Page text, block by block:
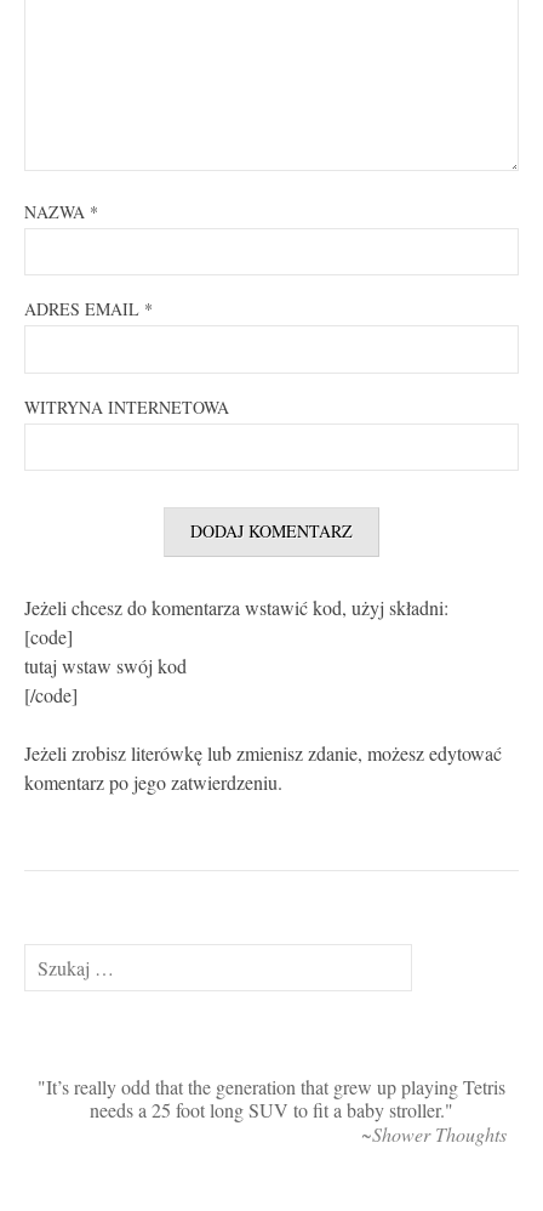
NAZWA *
ADRES EMAIL *
WITRYNA INTERNETOWA
Jeżeli chcesz do komentarza wstawić kod, użyj składni:
[code]
tutaj wstaw swój kod
[/code]
Jeżeli zrobisz literówkę lub zmienisz zdanie, możesz edytować
komentarz po jego zatwierdzeniu.
Szukaj:
It’s really odd that the generation that grew up playing Tetris
needs a 25 foot long SUV to fit a baby stroller.
~Shower Thoughts